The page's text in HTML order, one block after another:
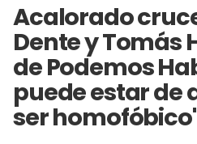
Acalorado
Dente y Tomás
de Podemos
puede estar de
ser